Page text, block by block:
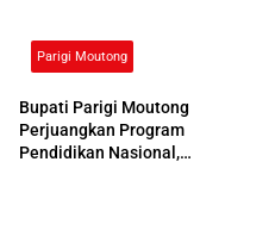
Parigi Moutong
Bupati Parigi Moutong
Perjuangkan Program
Pendidikan Nasional,